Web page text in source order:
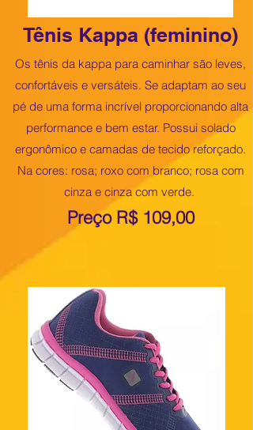
Tênis Kappa (feminino)
Os tênis da kappa para caminhar são leves,
confortáveis e versáteis. Se adaptam ao seu
pé de uma forma incrível proporcionando alta
performance e bem estar. Possui solado
ergonômico e camadas de tecido reforçado.
Na cores: rosa; roxo com branco; rosa com
cinza e cinza com verde.
Preço R$ 109,00